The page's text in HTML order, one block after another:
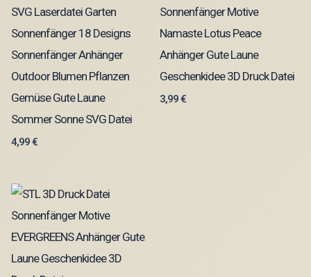
SVG Laserdatei Garten
Sonnenfänger 18 Designs
Sonnenfänger Anhänger
Outdoor Blumen Pflanzen
Gemüse Gute Laune
Sommer Sonne SVG Datei
4,99€
Sonnenfänger Motive
Namaste Lotus Peace
Anhänger Gute Laune
Geschenkidee 3D Druck Datei
3,99€